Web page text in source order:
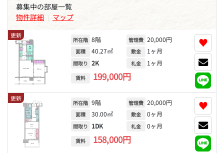
募集中の部屋一覧
物件詳細 | マップ
更新
所在階 8階
面積 40.27㎡
間取り 2K
賃料 199,000円
管理費 20,000円
敷金 1ヶ月
礼金 1ヶ月
♥
更新
所在階 9階
面積 30.00㎡
間取り 1DK
賃料 158,000円
管理費 20,000円
敷金 0ヶ月
礼金 0ヶ月
♥